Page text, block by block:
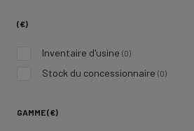
(€)
Inventaire d'usine (0)
Stock du concessionnaire (0)
GAMME (€)